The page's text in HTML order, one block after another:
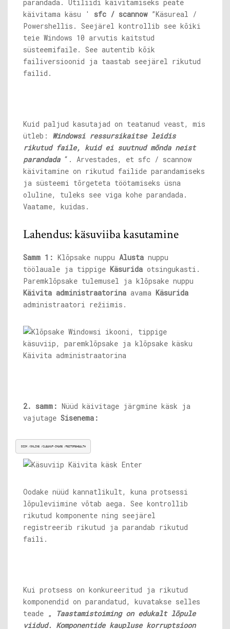
parandada. Utiliidi käivitamiseks peate
käivitama käsu ' sfc / scannow”Käsureal /
Powershellis. Seejärel kontrollib see kõiki
teie Windows 10 arvutis kaitstud
süsteemifaile. See autentib kõik
failiversioonid ja taastab seejärel rikutud
failid.
Kuid paljud kasutajad on teatanud veast, mis
ütleb: Windowsi ressursikaitse leidis
rikutud faile, kuid ei suutnud mõnda neist
parandada “. Arvestades, et sfc / scannow
käivitamine on rikutud failide parandamiseks
ja süsteemi tõrgeteta töötamiseks üsna
oluline, tuleks see viga kohe parandada.
Vaatame, kuidas.
Lahendus: käsuviiba kasutamine
Samm 1: Klõpsake nuppu Alusta nuppu
töölauale ja tippige Käsurida otsingukasti.
Paremklõpsake tulemusel ja klõpsake nuppu
Käivita administraatorina avama Käsurida
administraatori režiimis.
2. samm: Nüüd käivitage järgmine käsk ja
vajutage Sisenema:
DISM /ONLINE /CLEANUP-IMAGE /RESTOREHEALTH
Oodake nüüd kannatlikult, kuna protsessi
lõpuleviimine võtab aega. See kontrollib
rikutud komponente ning seejärel
registreerib rikutud ja parandab rikutud
faili.
Kui protsess on konkureeritud ja rikutud
komponendid on parandatud, kuvatakse selles
teade „
Taastamistoiming on edukalt lõpule
viidud. Komponentide kaupluse korruptsioon